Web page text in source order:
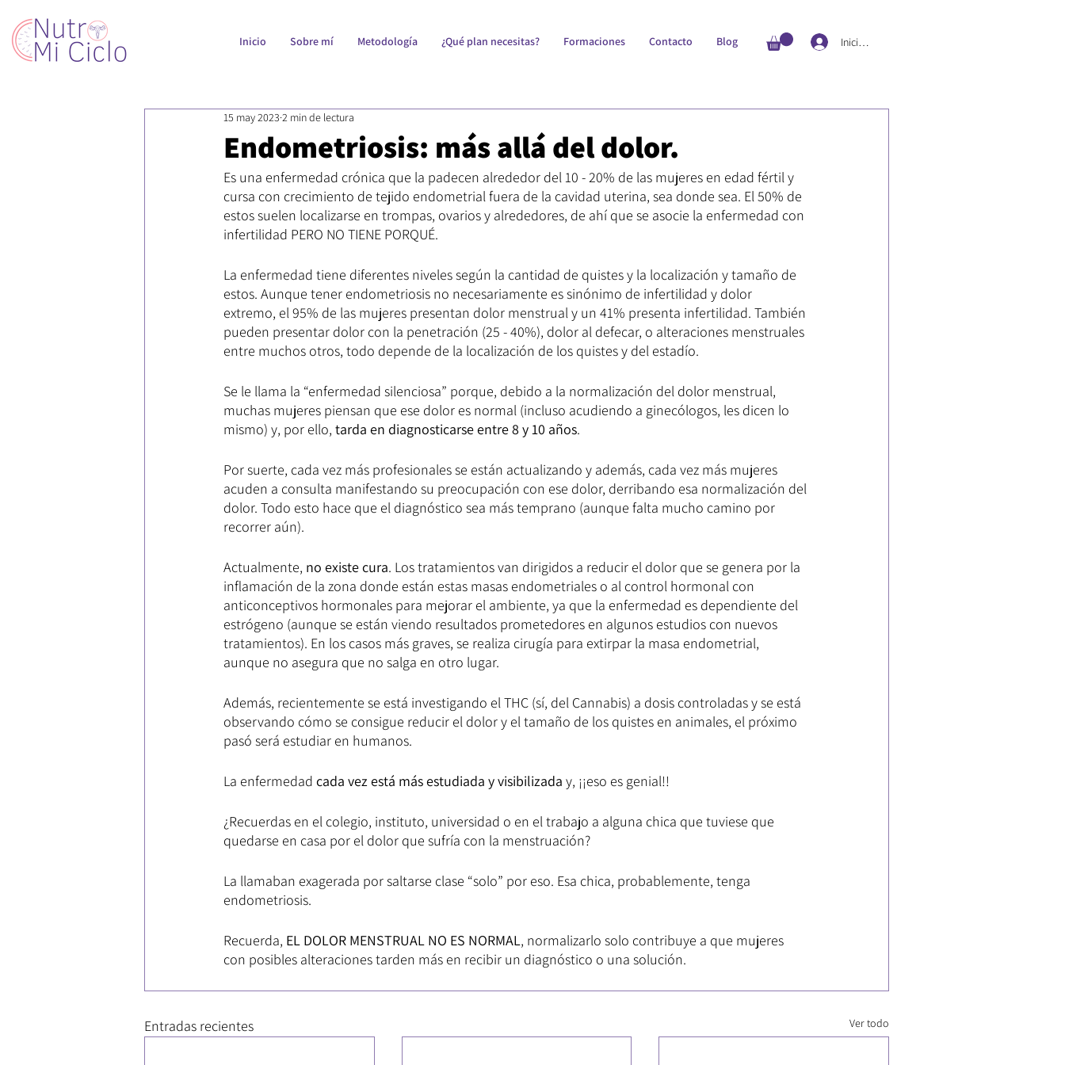
Inicio Sobre mí Metodología ¿Qué plan necesitas? Formaciones Contacto Blog Iniciar sesión
Endometriosis: más allá del dolor.
15 may 2023 2 min de lectura
Es una enfermedad crónica que la padecen alrededor del 10 - 20% de las mujeres en edad fértil y
cursa con crecimiento de tejido endometrial fuera de la cavidad uterina, sea donde sea. El 50% de
estos suelen localizarse en trompas, ovarios y alrededores, de ahí que se asocie la enfermedad con
infertilidad PERO NO TIENE PORQUÉ.
La enfermedad tiene diferentes niveles según la cantidad de quistes y la localización y tamaño de
estos. Aunque tener endometriosis no necesariamente es sinónimo de infertilidad y dolor
extremo, el 95% de las mujeres presentan dolor menstrual y un 41% presenta infertilidad. También
pueden presentar dolor con la penetración (25 - 40%), dolor al defecar, o alteraciones menstruales
entre muchos otros, todo depende de la localización de los quistes y del estadío.
Se le llama la “enfermedad silenciosa” porque, debido a la normalización del dolor menstrual,
muchas mujeres piensan que ese dolor es normal (incluso acudiendo a ginecólogos, les dicen lo
mismo) y, por ello, tarda en diagnosticarse entre 8 y 10 años.
Por suerte, cada vez más profesionales se están actualizando y además, cada vez más mujeres
acuden a consulta manifestando su preocupación con ese dolor, derribando esa normalización del
dolor. Todo esto hace que el diagnóstico sea más temprano (aunque falta mucho camino por
recorrer aún).
Actualmente, no existe cura. Los tratamientos van dirigidos a reducir el dolor que se genera por la
inflamación de la zona donde están estas masas endometriales o al control hormonal con
anticonceptivos hormonales para mejorar el ambiente, ya que la enfermedad es dependiente del
estrógeno (aunque se están viendo resultados prometedores en algunos estudios con nuevos
tratamientos). En los casos más graves, se realiza cirugía para extirpar la masa endometrial,
aunque no asegura que no salga en otro lugar.
Además, recientemente se está investigando el THC (sí, del Cannabis) a dosis controladas y se está
observando cómo se consigue reducir el dolor y el tamaño de los quistes en animales, el próximo
pasó será estudiar en humanos.
La enfermedad cada vez está más estudiada y visibilizada y, ¡¡eso es genial!!
¿Recuerdas en el colegio, instituto, universidad o en el trabajo a alguna chica que tuviese que
quedarse en casa por el dolor que sufría con la menstruación?
La llamaban exagerada por saltarse clase “solo” por eso. Esa chica, probablemente, tenga
endometriosis.
Recuerda, EL DOLOR MENSTRUAL NO ES NORMAL, normalizarlo solo contribuye a que mujeres
con posibles alteraciones tarden más en recibir un diagnóstico o una solución.
Entradas recientes Ver todo